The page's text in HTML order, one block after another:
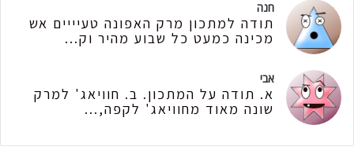
חנה
תודה למתכון מרק האפונה טעיייים אש
מכינה כמעט כל שבוע מהיר וק...
אבי
א. תודה על המתכון. ב. חוויאג' למרק
שונה מאוד מחוויאג' לקפה,...